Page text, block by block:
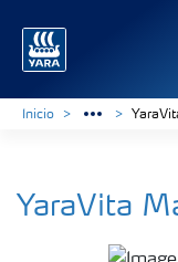
Inicio
YaraVita